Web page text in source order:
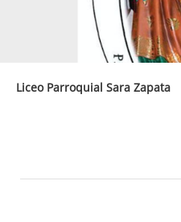
Liceo Parroquial Sara Zapata